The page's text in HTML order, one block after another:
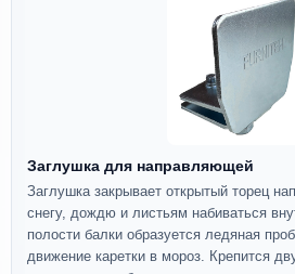
Заглушка для направляющей
Заглушка закрывает открытый торец
снегу, дождю и листьям набиваться
полости балки образуется ледяная
движение каретки в мороз. Крепится